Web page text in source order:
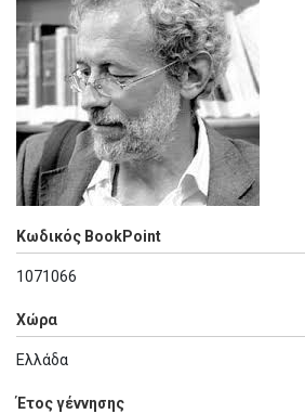
Κωδικός BookPoint
1071066
Χώρα
Ελλάδα
Έτος γέννησης